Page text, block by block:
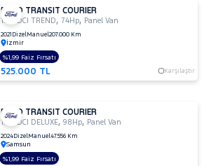
FORD TRANSIT COURIER
1.5 TDCI TREND,74Hp, Panel Van
2021 DizelManuel207.000 Km
İzmir
525.000 TL Karşılaştır
%1,99 Faiz Fırsatı
FORD TRANSIT COURIER
1.5 TDCI DELUXE,98Hp, Panel Van
2024DizelManuel47.556 Km
Samsun
%1,99 Faiz Fırsatı